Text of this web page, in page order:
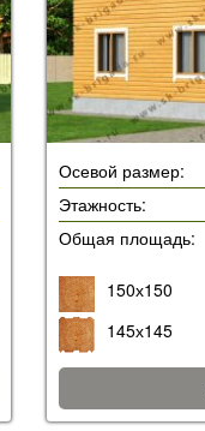
Осевой размер:
Этажность:
Общая площадь:
150х150
145х145